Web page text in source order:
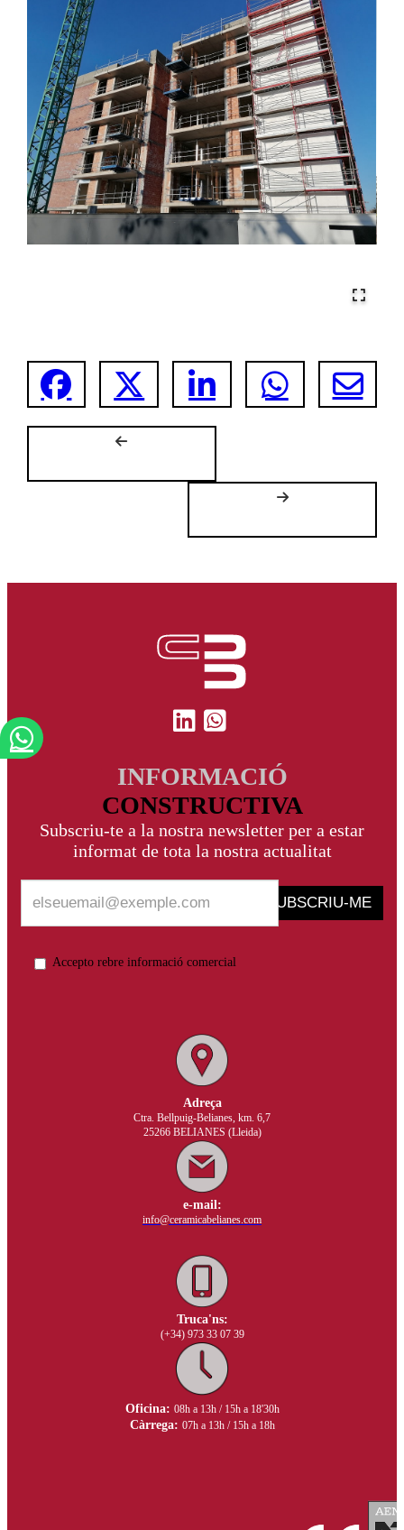
INFORMACIÓ
CONSTRUCTIVA
Subscriu-te a la nostra newsletter per a estar
informat de tota la nostra actualitat
SUBSCRIU-ME
Accepto rebre informació comercial
Adreça
Ctra. Bellpuig-Belianes, km. 6,7
25266 BELIANES (Lleida)
e-mail:
info@ceramicabelianes.com
Truca'ns:
(+34) 973 33 07 39
Oficina: 08h a 13h / 15h a 18'30h
Càrrega: 07h a 13h / 15h a 18h